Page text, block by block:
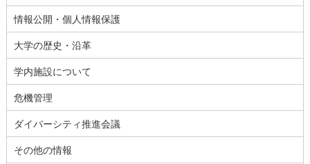
情報公開・個人情報保護
大学の歴史・沿革
学内施設について
危機管理
ダイバーシティ推進会議
その他の情報